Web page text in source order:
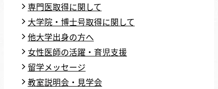
専門医取得に関して
大学院・博士号取得に関して
他大学出身の方へ
女性医師の活躍・育児支援
留学メッセージ
教室説明会・見学会